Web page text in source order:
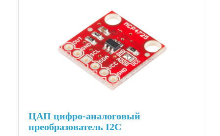
ЦАП цифро-аналоговый
преобразователь I2C